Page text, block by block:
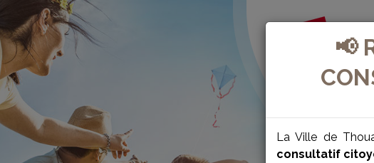
📢
La Ville de
consultatif